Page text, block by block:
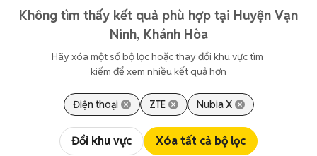
Không tìm thấy kết quả phù hợp tại Huyện Vạn
Ninh, Khánh Hòa
Hãy xóa một số bộ lọc hoặc thay đổi khu vực tìm
kiếm để xem nhiều kết quả hơn
Điện thoại ZTE Nubia X
Đổi khu vực Xóa tất cả bộ lọc